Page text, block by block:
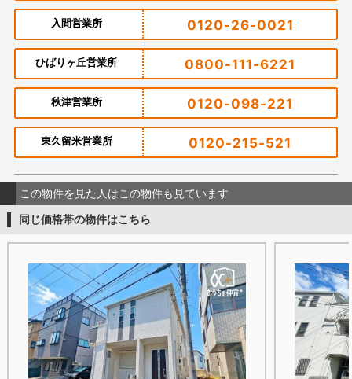
入間営業所 0120-26-0021
ひばりヶ丘営業所 0800-111-6221
秋津営業所 0120-098-221
東久留米営業所 0120-215-521
この物件を見た人はこの物件も見ています
同じ価格帯の物件はこちら